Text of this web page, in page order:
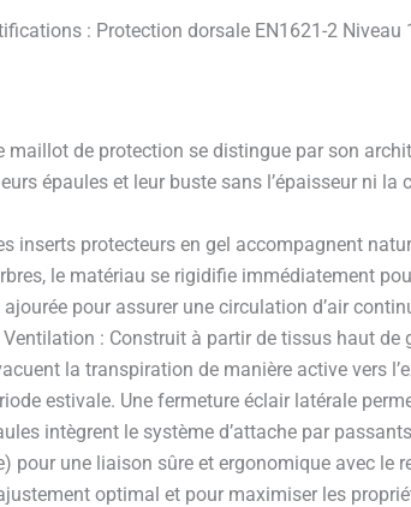
: Protection dorsale EN1621-2
maillot de protection se distingue par son
épaules et leur buste sans l’épaisseur ni
inserts protecteurs en gel accompagnent
le matériau se rigidifie immédiatement
pour assurer une circulation d’air
: Construit à partir de tissus haut
la transpiration de manière active vers
estivale. Une fermeture éclair latérale
intègrent le système d’attache par
pour une liaison sûre et ergonomique avec le
optimal et pour maximiser les